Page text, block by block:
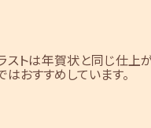
ストは年賀状と同じ仕上
おすすめしています。